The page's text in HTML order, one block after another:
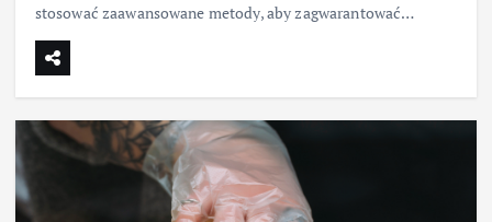
stosować zaawansowane metody, aby zagwarantować…